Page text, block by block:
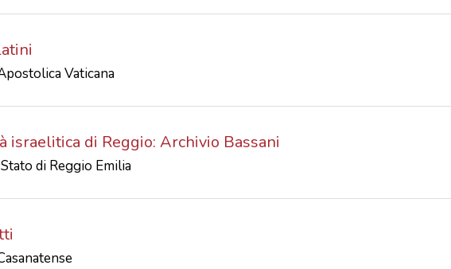
Vaticana
israelitica di Reggio: Archivio Bassani
di Reggio Emilia